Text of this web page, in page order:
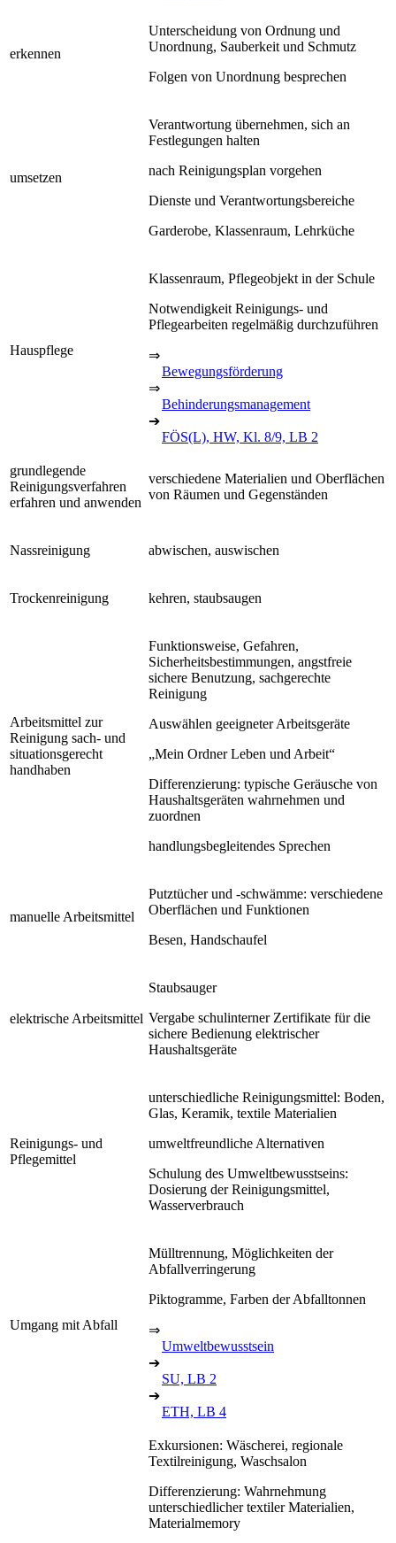
erkennen
Unterscheidung von Ordnung und
Unordnung, Sauberkeit und Schmutz
Folgen von Unordnung besprechen
umsetzen
Verantwortung übernehmen, sich an
Festlegungen halten
nach Reinigungsplan vorgehen
Dienste und Verantwortungsbereiche
Garderobe, Klassenraum, Lehrküche
Hauspflege
Klassenraum, Pflegeobjekt in der Schule
Notwendigkeit Reinigungs- und
Pflegearbeiten regelmäßig durchzuführen
⇒
Bewegungsförderung
⇒
Behinderungsmanagement
➔
FÖS(L), HW, Kl. 8/9, LB 2
grundlegende
Reinigungsverfahren
erfahren und anwenden
verschiedene Materialien und Oberflächen
von Räumen und Gegenständen
Nassreinigung abwischen, auswischen
Trockenreinigung kehren, staubsaugen
Arbeitsmittel zur
Reinigung sach- und
situationsgerecht
handhaben
Funktionsweise, Gefahren,
Sicherheitsbestimmungen, angstfreie
sichere Benutzung, sachgerechte
Reinigung
Auswählen geeigneter Arbeitsgeräte
„Mein Ordner Leben und Arbeit“
Differenzierung: typische Geräusche von
Haushaltsgeräten wahrnehmen und
zuordnen
handlungsbegleitendes Sprechen
manuelle Arbeitsmittel
Putztücher und -schwämme: verschiedene
Oberflächen und Funktionen
Besen, Handschaufel
elektrische Arbeitsmittel
Staubsauger
Vergabe schulinterner Zertifikate für die
sichere Bedienung elektrischer
Haushaltsgeräte
Reinigungs- und
Pflegemittel
unterschiedliche Reinigungsmittel: Boden,
Glas, Keramik, textile Materialien
umweltfreundliche Alternativen
Schulung des Umweltbewusstseins:
Dosierung der Reinigungsmittel,
Wasserverbrauch
Umgang mit Abfall
Mülltrennung, Möglichkeiten der
Abfallverringerung
Piktogramme, Farben der Abfalltonnen
⇒
Umweltbewusstsein
➔
SU, LB 2
➔
ETH, LB 4
Exkursionen: Wäscherei, regionale
Textilreinigung, Waschsalon
Differenzierung: Wahrnehmung
unterschiedlicher textiler Materialien,
Materialmemory